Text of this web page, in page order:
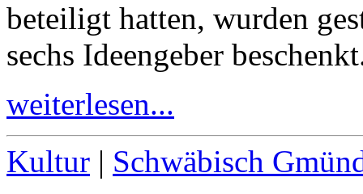
beteiligt hatten, wurden
sechs Ideengeber
weiterlesen...
Kultur | Schwäbisch